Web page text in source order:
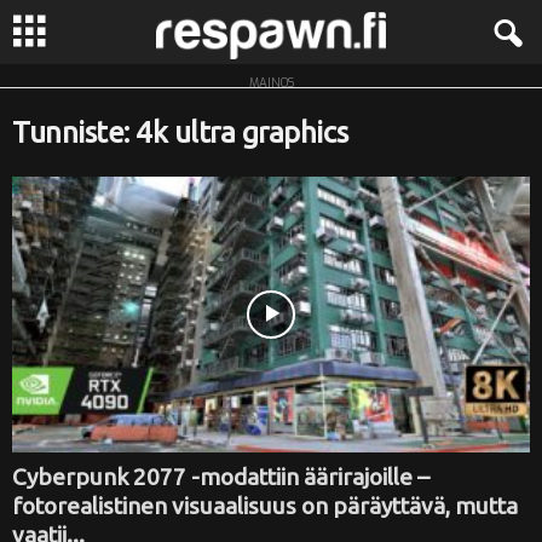
R
MAINOS
Tunniste: 4k ultra graphics
Cyberpunk 2077 -modattiin äärirajoille –
fotorealistinen visuaalisuus on päräyttävä, mutta
vaatii...